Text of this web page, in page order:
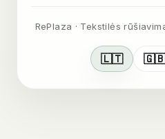
RePlaza · Tekstilės
🇱🇹 🇬🇧